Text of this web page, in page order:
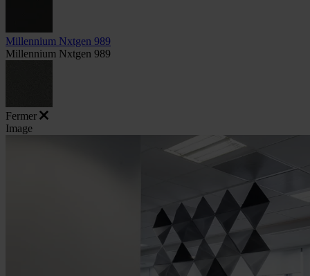
Millennium Nxtgen 989
Millennium Nxtgen 989
Fermer
Image